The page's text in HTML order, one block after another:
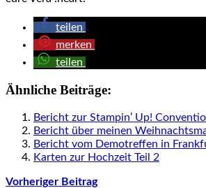
teilen
merken
teilen
Ähnliche Beiträge:
Bericht zur Stampin’ Up!
Bericht über meinen
Bericht vom Demotreffen in
Karten zur Hochzeit Teil 2
Vorheriger Beitrag